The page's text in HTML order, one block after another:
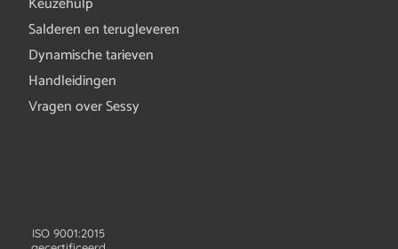
Salderen en terugleveren
Dynamische tarieven
Handleidingen
Vragen over Sessy
ISO 9001:2015